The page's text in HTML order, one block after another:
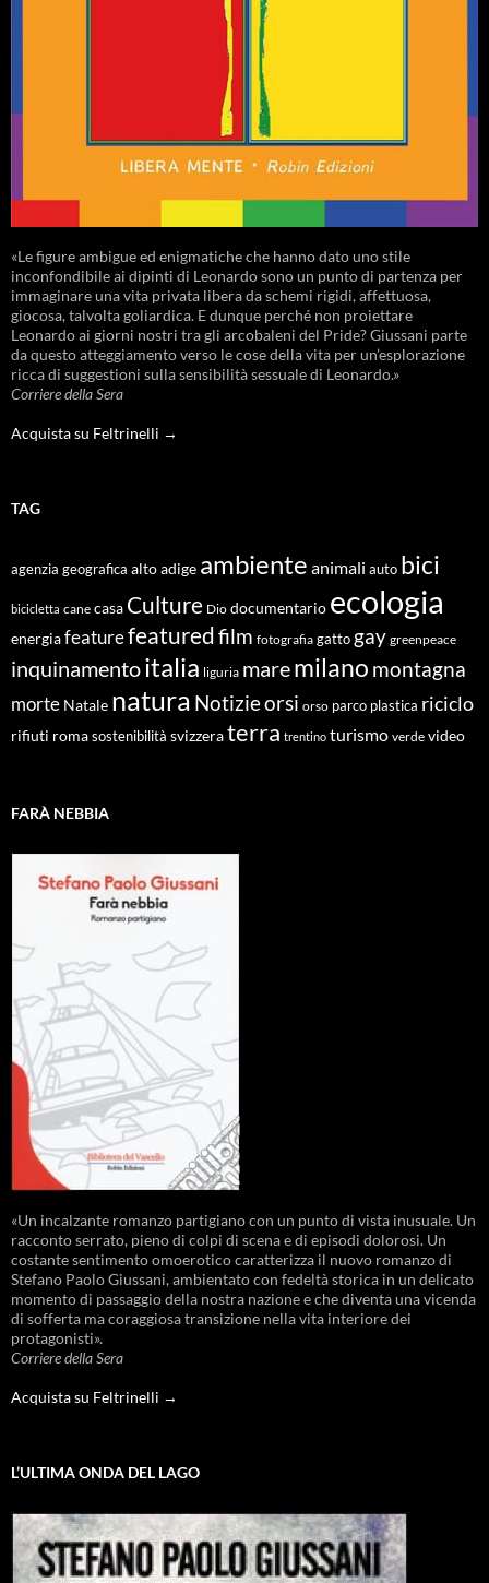
«Le figure ambigue ed enigmatiche che hanno dato uno stile
inconfondibile ai dipinti di Leonardo sono un punto di partenza per
immaginare una vita privata libera da schemi rigidi, affettuosa,
giocosa, talvolta goliardica. E dunque perché non proiettare
Leonardo ai giorni nostri tra gli arcobaleni del Pride? Giussani parte
da questo atteggiamento verso le cose della vita per un’esplorazione
ricca di suggestioni sulla sensibilità sessuale di Leonardo.»
Corriere della Sera
Acquista su Feltrinelli →
TAG
agenzia geografica alto adige ambiente animali auto bici
bicicletta cane casa Culture Dio documentario ecologia
energiafeaturefeaturedfilm fotografia gatto gay greenpeace
inquinamentoitalia liguria maremilano montagna
morte Natale natura Notizieorsi orso parco plastica riciclo
rifiuti roma sostenibilità svizzeraterra trentino turismo verde video
FARÀ NEBBIA
«Un incalzante romanzo partigiano con un punto di vista inusuale. Un
racconto serrato, pieno di colpi di scena e di episodi dolorosi. Un
costante sentimento omoerotico caratterizza il nuovo romanzo di
Stefano Paolo Giussani, ambientato con fedeltà storica in un delicato
momento di passaggio della nostra nazione e che diventa una vicenda
di sofferta ma coraggiosa transizione nella vita interiore dei
protagonisti».
Corriere della Sera
Acquista su Feltrinelli →
L’ULTIMA ONDA DEL LAGO